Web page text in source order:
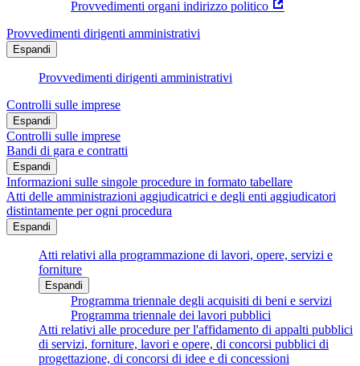
Provvedimenti organi indirizzo politico
Provvedimenti dirigenti amministrativi
Espandi
Provvedimenti dirigenti amministrativi
Controlli sulle imprese
Espandi
Controlli sulle imprese
Bandi di gara e contratti
Espandi
Informazioni sulle singole procedure in formato tabellare
Atti delle amministrazioni aggiudicatrici e degli enti aggiudicatori
distintamente per ogni procedura
Espandi
Atti relativi alla programmazione di lavori, opere, servizi e
forniture
Espandi
Programma triennale degli acquisiti di beni e servizi
Programma triennale dei lavori pubblici
Atti relativi alle procedure per l'affidamento di appalti pubblici
di servizi, forniture, lavori e opere, di concorsi pubblici di
progettazione, di concorsi di idee e di concessioni